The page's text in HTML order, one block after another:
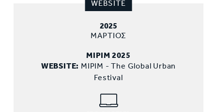
WEBSITE
2025
ΜΑΡΤΙΟΣ
MIPIM 2025
WEBSITE: MIPIM - The Global Urban
Festival